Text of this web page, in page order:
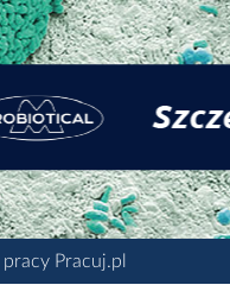
Pracuj.pl